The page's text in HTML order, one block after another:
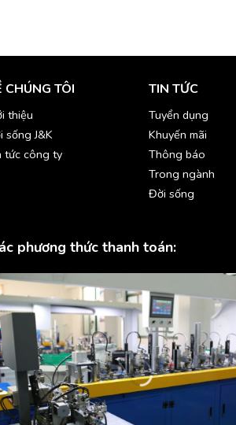
CHÚNG TÔI
thiệu
sống J&K
tức công ty
TIN TỨC
Tuyển dụng
Khuyến mãi
Thông báo
Trong ngành
Đời sống
phương thức thanh toán: